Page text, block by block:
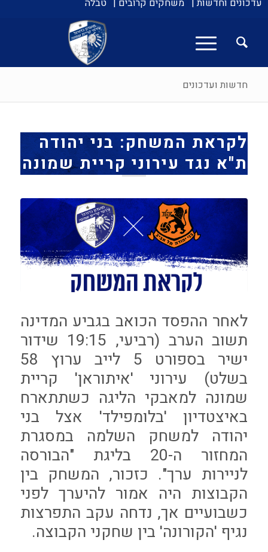
עדכונים וחדשות | משחקים קרובים | טבלה
חדשות ועדכונים
לקראת המשחק: בני יהודה
ת"א נגד עירוני קריית שמונה
לאחר ההפסד הכואב בגביע המדינה
תשוב הערב (רביעי, 19:15 שידור
ישיר בספורט 5 לייב ערוץ 58
בשלט) עירוני 'איתוראן' קריית
שמונה למאבקי הליגה כשתתארח
באיצטדיון 'בלומפילד' אצל בני
יהודה למשחק השלמה במסגרת
המחזור ה-20 בליגת "הבורסה
לניירות ערך". כזכור, המשחק בין
הקבוצות היה אמור להיערך לפני
כשבועיים אך, נדחה עקב התפרצות
נגיף 'הקורונה' בין שחקני הקבוצה.